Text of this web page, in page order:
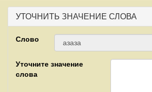
УТОЧНИТЬ ЗНАЧЕНИЕ СЛОВА
Слово
Уточните значение
слова